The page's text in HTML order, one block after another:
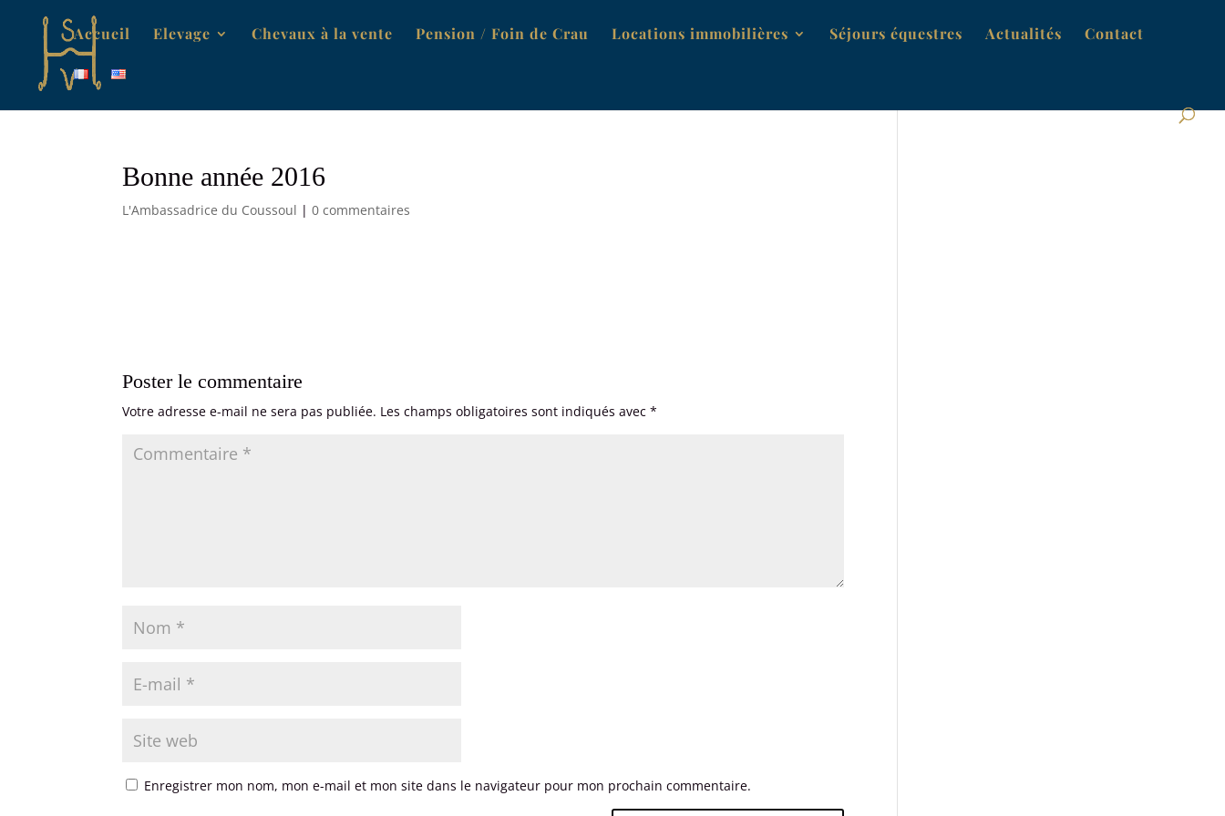
Accueil Elevage Chevaux à la vente Pension / Foin de Crau Locations immobilières Séjours équestres Actualités Contact
Bonne année 2016
L'Ambassadrice du Coussoul |0 commentaires
Poster le commentaire
Votre adresse e-mail ne sera pas publiée. Les champs obligatoires sont indiqués avec*
Enregistrer mon nom, mon e-mail et mon site dans le navigateur pour mon prochain commentaire.